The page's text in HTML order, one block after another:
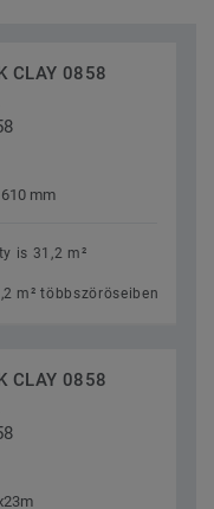
CLAY 0858
mm
is 31,2 m²
m² többszöröseiben
CLAY 0858